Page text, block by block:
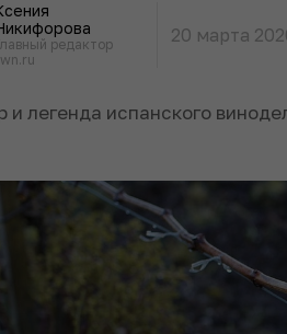
редактор
20 марта
и легенда испанского